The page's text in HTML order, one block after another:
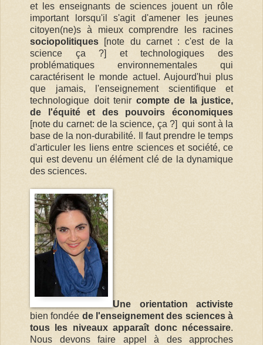
et les enseignants de sciences jouent un rôle
important lorsqu'il s'agit d'amener les jeunes
citoyen(ne)s à mieux comprendre les racines
sociopolitiques [note du carnet : c'est de la
science ça ?] et technologiques des
problématiques environnementales qui
caractérisent le monde actuel. Aujourd'hui plus
que jamais, l'enseignement scientifique et
technologique doit tenir compte de la justice,
de l'équité et des pouvoirs économiques
[note du carnet: de la science, ça ?] qui sont à la
base de la non-durabilité. Il faut prendre le temps
d'articuler les liens entre sciences et société, ce
qui est devenu un élément clé de la dynamique
des sciences.
Une orientation activiste
bien fondée de l'enseignement des sciences à
tous les niveaux apparaît donc nécessaire.
Nous devons faire appel à des approches